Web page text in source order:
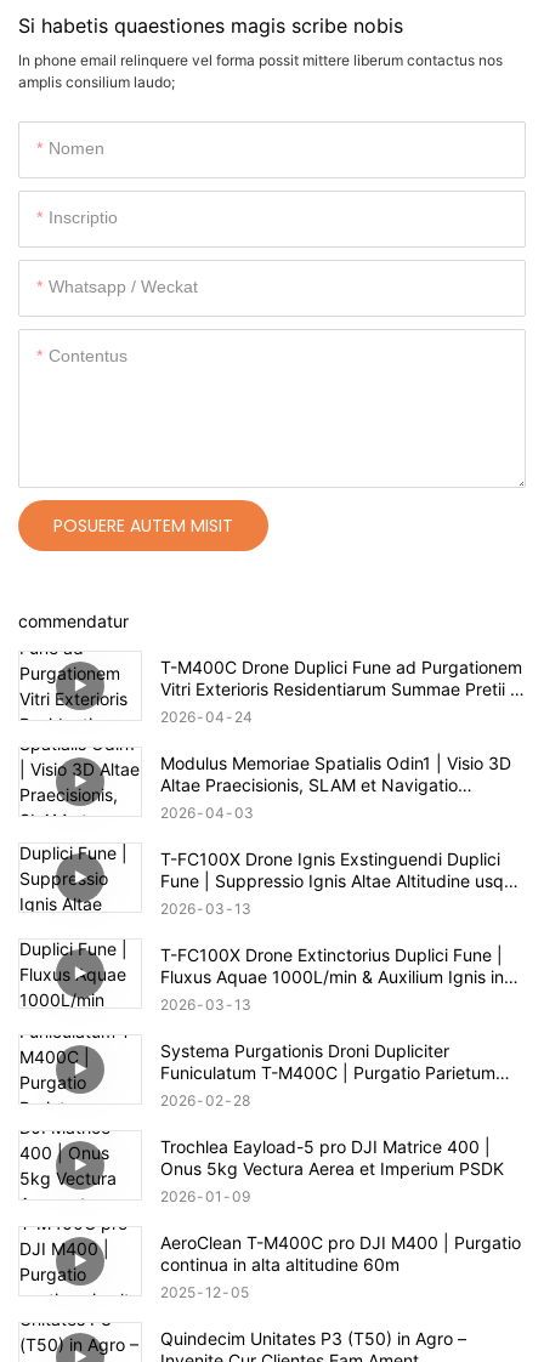
Si habetis quaestiones magis scribe nobis
In phone email relinquere vel forma possit mittere liberum contactus nos
amplis consilium laudo;
Nomen
Inscriptio
Whatsapp / Weckat
Contentus
POSUERE AUTEM MISIT
commendatur
T-M400C Drone Duplici Fune ad Purgationem
Vitri Exterioris Residentiarum Summae Pretii |
Spatium 60m
2026 04 24
Modulus Memoriae Spatialis Odin1 | Visio 3D
Altae Praecisionis, SLAM et Navigatio
Autonoma
2026 04 03
T-FC100X Drone Ignis Exstinguendi Duplici
Fune | Suppressio Ignis Altae Altitudine usque
ad 100m
2026 03 13
T-FC100X Drone Extinctorius Duplici Fune |
Fluxus Aquae 1000L/min & Auxilium Ignis in
Alto Alto 100m
2026 03 13
Systema Purgationis Droni Dupliciter
Funiculatum T-M400C | Purgatio Parietum
Vitreum pro Area Commerciali
2026 02 28
Trochlea Eayload-5 pro DJI Matrice 400 |
Onus 5kg Vectura Aerea et Imperium PSDK
2026 01 09
AeroClean T-M400C pro DJI M400 | Purgatio
continua in alta altitudine 60m
2025 12 05
Quindecim Unitates P3 (T50) in Agro –